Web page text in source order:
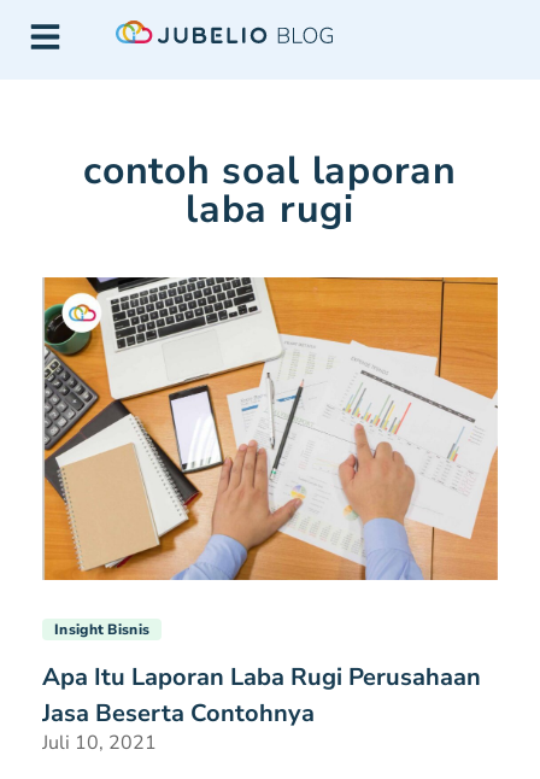
contoh soal laporan
laba rugi
Insight Bisnis
Apa Itu Laporan Laba Rugi Perusahaan
Jasa Beserta Contohnya
Juli 10, 2021